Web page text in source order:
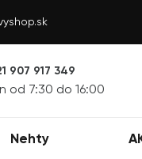
907 917 349
od 7:30 do 16:00
Nehty